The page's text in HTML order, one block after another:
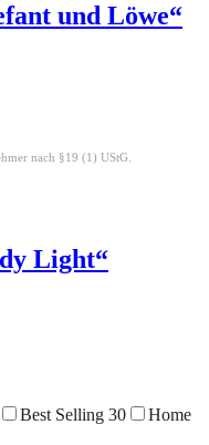
und Löwe“
nach §19 (1) UStG.
Light“
Best Selling 30
Home